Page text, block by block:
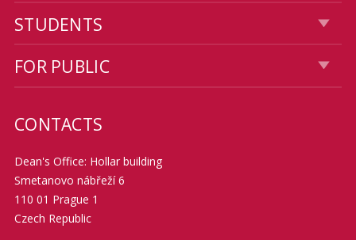
STUDENTS
FOR PUBLIC
CONTACTS
Dean's Office: Hollar building
Smetanovo nábřeží 6
110 01 Prague 1
Czech Republic